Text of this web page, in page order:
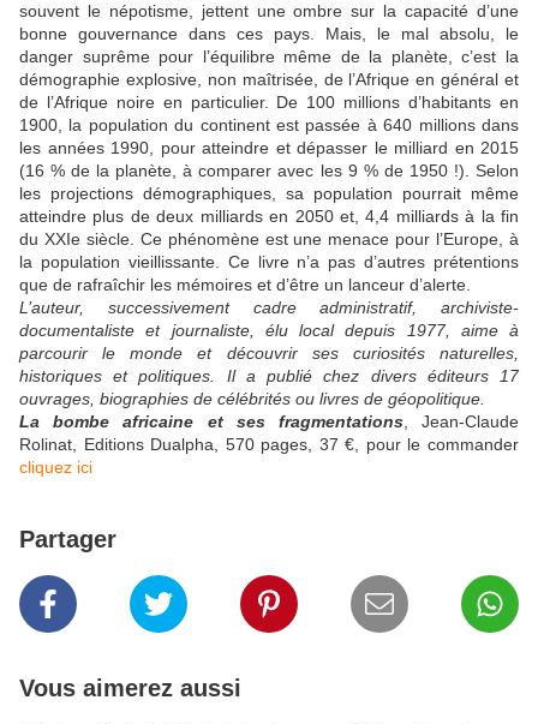
souvent le népotisme, jettent une ombre sur la capacité d’une
bonne gouvernance dans ces pays. Mais, le mal absolu, le
danger suprême pour l’équilibre même de la planète, c’est la
démographie explosive, non maîtrisée, de l’Afrique en général et
de l’Afrique noire en particulier. De 100 millions d’habitants en
1900, la population du continent est passée à 640 millions dans
les années 1990, pour atteindre et dépasser le milliard en 2015
(16 % de la planète, à comparer avec les 9 % de 1950 !). Selon
les projections démographiques, sa population pourrait même
atteindre plus de deux milliards en 2050 et, 4,4 milliards à la fin
du XXIe siècle. Ce phénomène est une menace pour l’Europe, à
la population vieillissante. Ce livre n’a pas d’autres prétentions
que de rafraîchir les mémoires et d’être un lanceur d’alerte.
L’auteur, successivement cadre administratif, archiviste-
documentaliste et journaliste, élu local depuis 1977, aime à
parcourir le monde et découvrir ses curiosités naturelles,
historiques et politiques. Il a publié chez divers éditeurs 17
ouvrages, biographies de célébrités ou livres de géopolitique.
La bombe africaine et ses fragmentations, Jean-Claude
Rolinat, Editions Dualpha, 570 pages, 37 €, pour le commander
cliquez ici
Partager
Vous aimerez aussi